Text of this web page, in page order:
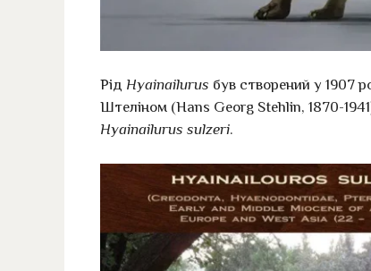
Рід Hyainailurus був створений у 1907
Штеліном (Hans Georg Stehlin, 1870-
Hyainailurus sulzeri.